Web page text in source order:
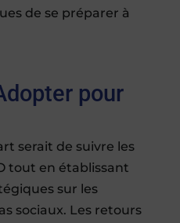
de se préparer à
pour
serait de suivre les
tout en établissant
sur les
sociaux. Les retours